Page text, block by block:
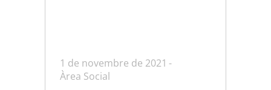
1 de novembre de 2021
Àrea Social